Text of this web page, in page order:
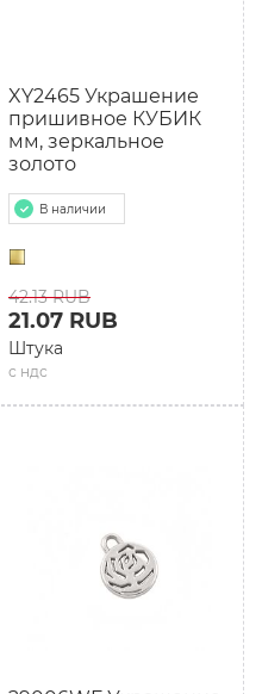
XY2465 Украшение
пришивное КУБИК
мм, зеркальное
золото
В наличии
42.13 RUB
с ндс
21.07 RUB
Штука